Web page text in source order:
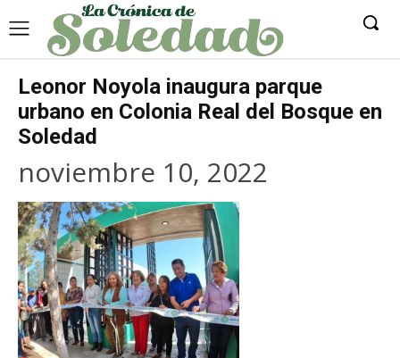
Leonor Noyola inaugura parque
urbano en Colonia Real del Bosque en
Soledad
noviembre 10, 2022